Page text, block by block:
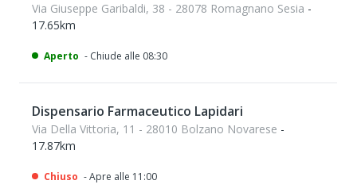
Via Giuseppe Garibaldi, 38 - 28078 Romagnano Sesia -
17.65km
Aperto - Chiude alle 08:30
Dispensario Farmaceutico Lapidari
Via Della Vittoria, 11 - 28010 Bolzano Novarese -
17.87km
Chiuso - Apre alle 11:00